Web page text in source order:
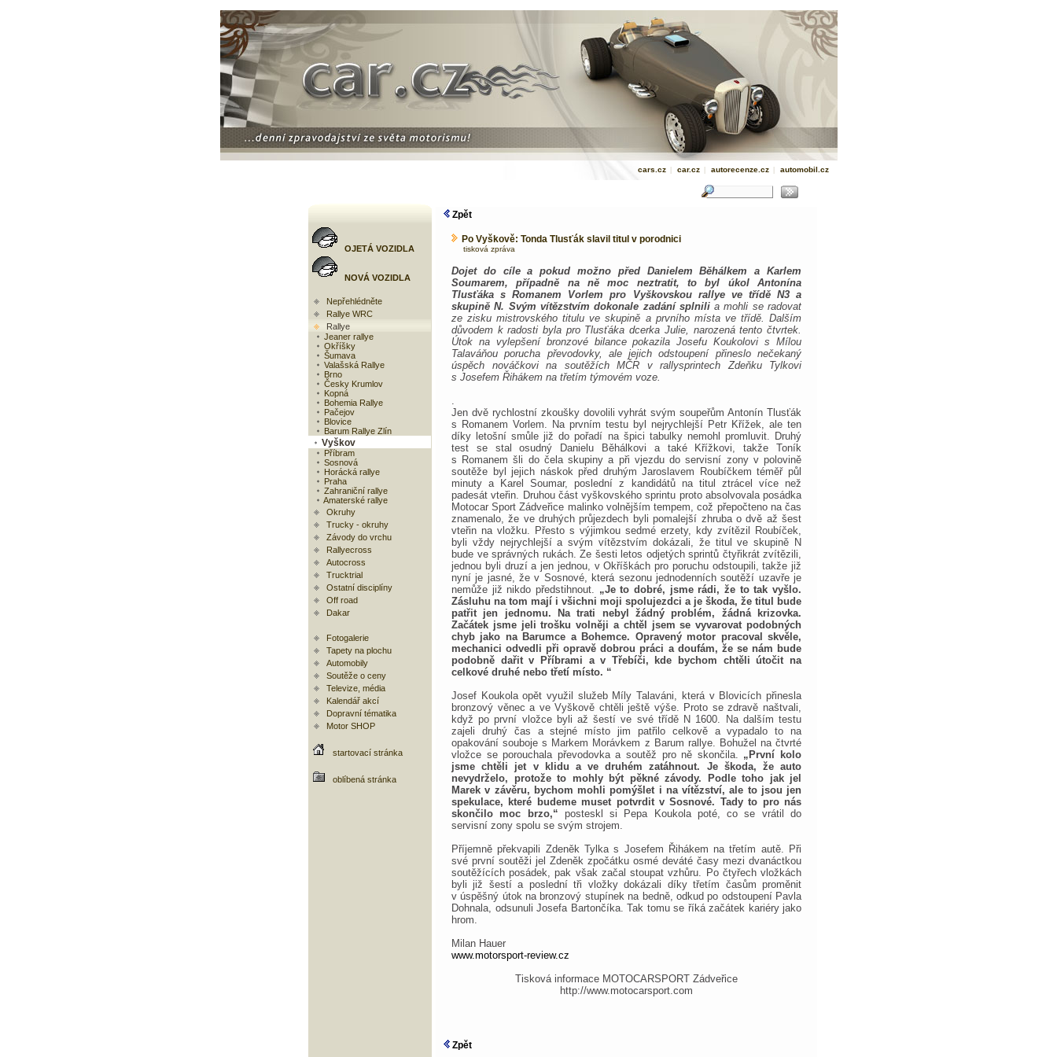
cars.cz | car.cz | autorecenze.cz | automobil.cz
OJETÁ VOZIDLA
NOVÁ VOZIDLA
Nepřehlédněte
Rallye WRC
Rallye
Jeaner rallye
Okříšky
Šumava
Valašská Rallye
Brno
Česky Krumlov
Kopná
Bohemia Rallye
Pačejov
Blovice
Barum Rallye Zlín
Vyškov
Příbram
Sosnová
Horácká rallye
Praha
Zahraniční rallye
Amaterské rallye
Okruhy
Trucky - okruhy
Závody do vrchu
Rallyecross
Autocross
Trucktrial
Ostatní disciplíny
Off road
Dakar
Fotogalerie
Tapety na plochu
Automobily
Soutěže o ceny
Televize, média
Kalendář akcí
Dopravní tématika
Motor SHOP
startovací stránka
oblíbená stránka
Zpět
Po Vyškově: Tonda Tlusťák slavil titul v porodnici
tisková zpráva
Dojet do cíle a pokud možno před Danielem Běhálkem a Karlem
Soumarem, případně na ně moc neztratit, to byl úkol Antonína
Tlusťáka s Romanem Vorlem pro Vyškovskou rallye ve třídě N3 a
skupině N. Svým vítězstvím dokonale zadání splnilia mohli se radovat
ze zisku mistrovského titulu ve skupině a prvního místa ve třídě. Dalším
důvodem k radosti byla pro Tlusťáka dcerka Julie, narozená tento čtvrtek.
Útok na vylepšení bronzové bilance pokazila Josefu Koukolovi s Mílou
Talaváňou porucha převodovky, ale jejich odstoupení přineslo nečekaný
úspěch nováčkovi na soutěžích MČR v rallysprintech Zdeňku Tylkovi
s Josefem Řihákem na třetím týmovém voze.
.
Jen dvě rychlostní zkoušky dovolili vyhrát svým soupeřům Antonín Tlusťák
s Romanem Vorlem. Na prvním testu byl nejrychlejší Petr Křížek, ale ten
díky letošní smůle již do pořadí na špici tabulky nemohl promluvit. Druhý
test se stal osudný Danielu Běhálkovi a také Křížkovi, takže Toník
s Romanem šli do čela skupiny a při vjezdu do servisní zony v polovině
soutěže byl jejich náskok před druhým Jaroslavem Roubíčkem téměř půl
minuty a Karel Soumar, poslední z kandidátů na titul ztrácel více než
padesát vteřin. Druhou část vyškovského sprintu proto absolvovala posádka
Motocar Sport Zádveřice malinko volnějším tempem, což přepočteno na čas
znamenalo, že ve druhých průjezdech byli pomalejší zhruba o dvě až šest
vteřin na vložku. Přesto s výjimkou sedmé erzety, kdy zvítězil Roubíček,
byli vždy nejrychlejší a svým vítězstvím dokázali, že titul ve skupině N
bude ve správných rukách. Ze šesti letos odjetých sprintů čtyřikrát zvítězili,
jednou byli druzí a jen jednou, v Okříškách pro poruchu odstoupili, takže již
nyní je jasné, že v Sosnové, která sezonu jednodenních soutěží uzavře je
nemůže již nikdo předstihnout. „Je to dobré, jsme rádi, že to tak vyšlo.
Zásluhu na tom mají i všichni moji spolujezdci a je škoda, že titul bude
patřit jen jednomu. Na trati nebyl žádný problém, žádná krizovka.
Začátek jsme jeli trošku volněji a chtěl jsem se vyvarovat podobných
chyb jako na Barumce a Bohemce. Opravený motor pracoval skvěle,
mechanici odvedli při opravě dobrou práci a doufám, že se nám bude
podobně dařit v Příbrami a v Třebíči, kde bychom chtěli útočit na
celkové druhé nebo třetí místo. “
Josef Koukola opět využil služeb Míly Talaváni, která v Blovicích přinesla
bronzový věnec a ve Vyškově chtěli ještě výše. Proto se zdravě naštvali,
když po první vložce byli až šestí ve své třídě N 1600. Na dalším testu
zajeli druhý čas a stejné místo jim patřilo celkově a vypadalo to na
opakování souboje s Markem Morávkem z Barum rallye. Bohužel na čtvrté
vložce se porouchala převodovka a soutěž pro ně skončila. „První kolo
jsme chtěli jet v klidu a ve druhém zatáhnout. Je škoda, že auto
nevydrželo, protože to mohly být pěkné závody. Podle toho jak jel
Marek v závěru, bychom mohli pomýšlet i na vítězství, ale to jsou jen
spekulace, které budeme muset potvrdit v Sosnové. Tady to pro nás
skončilo moc brzo,“ posteskl si Pepa Koukola poté, co se vrátil do
servisní zony spolu se svým strojem.
Příjemně překvapili Zdeněk Tylka s Josefem Řihákem na třetím autě. Při
své první soutěži jel Zdeněk zpočátku osmé deváté časy mezi dvanáctkou
soutěžících posádek, pak však začal stoupat vzhůru. Po čtyřech vložkách
byli již šestí a poslední tři vložky dokázali díky třetím časům proměnit
v úspěšný útok na bronzový stupínek na bedně, odkud po odstoupení Pavla
Dohnala, odsunuli Josefa Bartončíka. Tak tomu se říká začátek kariéry jako
hrom.
Milan Hauer
www.motorsport-review.cz
Tisková informace MOTOCARSPORT Zádveřice
http://www.motocarsport.com
Zpět